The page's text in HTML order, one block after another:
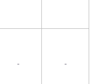
- -